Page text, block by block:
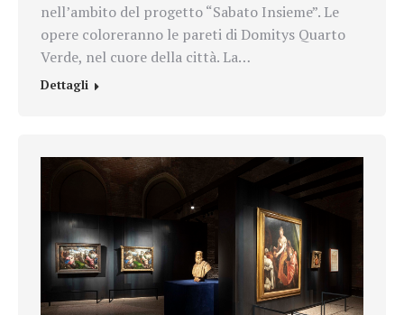
nell’ambito del progetto “Sabato Insieme”. Le
opere coloreranno le pareti di Domitys Quarto
Verde, nel cuore della città. La…
Dettagli